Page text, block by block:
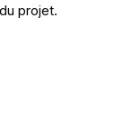
projet.